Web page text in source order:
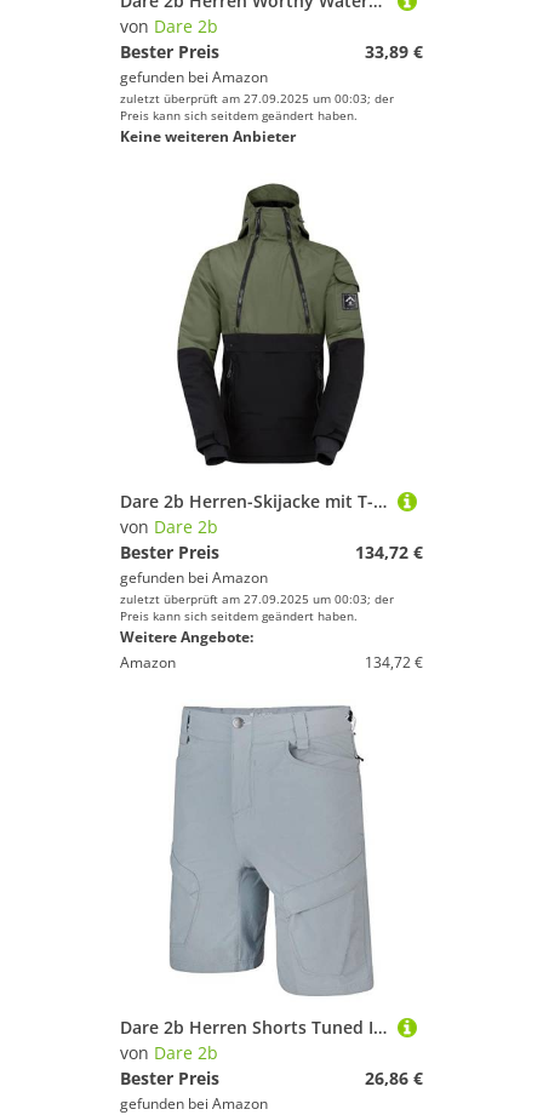
von Dare 2b
Bester Preis
33,89 €
gefunden bei Amazon
zuletzt überprüft am 27.09.2025 um 00:03; der
Preis kann sich seitdem geändert haben.
Keine weiteren Anbieter
Dare 2b Herren-Skijacke mit T-Steg, atmungsaktiv, wasserdicht, isoliert, 1 Stück
von Dare 2b
Bester Preis
134,72 €
gefunden bei Amazon
zuletzt überprüft am 27.09.2025 um 00:03; der
Preis kann sich seitdem geändert haben.
Weitere Angebote:
Amazon
134,72 €
Dare 2b Herren Shorts Tuned IN II, Grau (Gravity Grey), 48 (Herstellergröße: 33")
von Dare 2b
Bester Preis
26,86 €
gefunden bei Amazon